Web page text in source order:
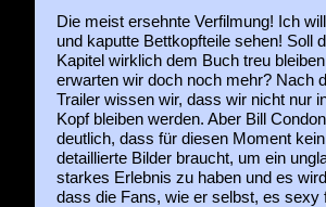
Die meist ersehnte Verfilmung! Ich
und kaputte Bettkopfteile sehen! Soll
Kapitel wirklich dem Buch treu
erwarten wir doch noch mehr? Nach
Trailer wissen wir, dass wir nicht nur
Kopf bleiben werden. Aber Bill
deutlich, dass für diesen Moment
detaillierte Bilder braucht, um ein
starkes Erlebnis zu haben und es
dass die Fans, wie er selbst, es sexy